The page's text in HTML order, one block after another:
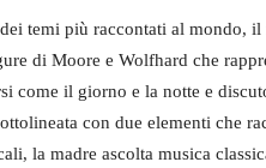
temi più raccontati al mondo,
di Moore e Wolfhard che
come il giorno e la notte e
con due elementi che
la madre ascolta musica